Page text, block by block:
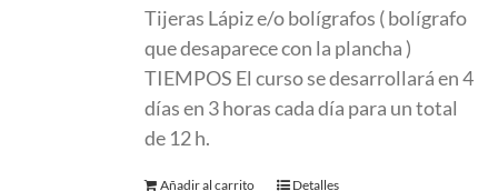
Tijeras Lápiz e/o bolígrafos ( bolígrafo
que desaparece con la plancha )
TIEMPOS El curso se desarrollará en 4
días en 3 horas cada día para un total
de 12 h.
Añadir al carrito Detalles